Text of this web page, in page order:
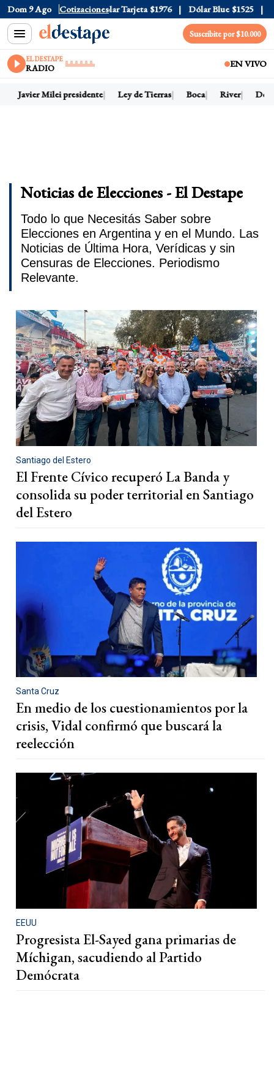
Dom 9 Ago Cotizaciones
Oficial $1520 Dólar Tarjeta $1976 Dólar Blue $1525
Suscribite por $10.000
EL DESTAPE
RADIO EN VIVO
Javier Milei presidente Ley de Tierras Boca River Dólar
Noticias de Elecciones - El Destape
Todo lo que Necesitás Saber sobre
Elecciones en Argentina y en el Mundo. Las
Noticias de Última Hora, Verídicas y sin
Censuras de Elecciones. Periodismo
Relevante.
Santiago del Estero
El Frente Cívico recuperó La Banda y
consolida su poder territorial en Santiago
del Estero
Santa Cruz
En medio de los cuestionamientos por la
crisis, Vidal confirmó que buscará la
reelección
EEUU
Progresista El-Sayed gana primarias de
Míchigan, sacudiendo al Partido
Demócrata